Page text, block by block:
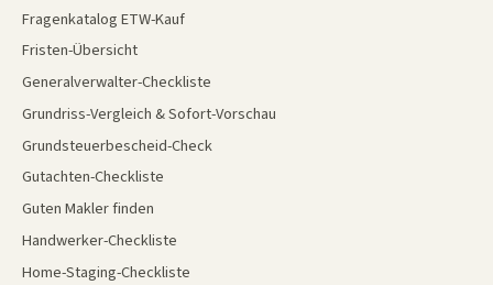
Fragenkatalog ETW-Kauf
Fristen-Übersicht
Generalverwalter-Checkliste
Grundriss-Vergleich & Sofort-Vorschau
Grundsteuerbescheid-Check
Gutachten-Checkliste
Guten Makler finden
Handwerker-Checkliste
Home-Staging-Checkliste